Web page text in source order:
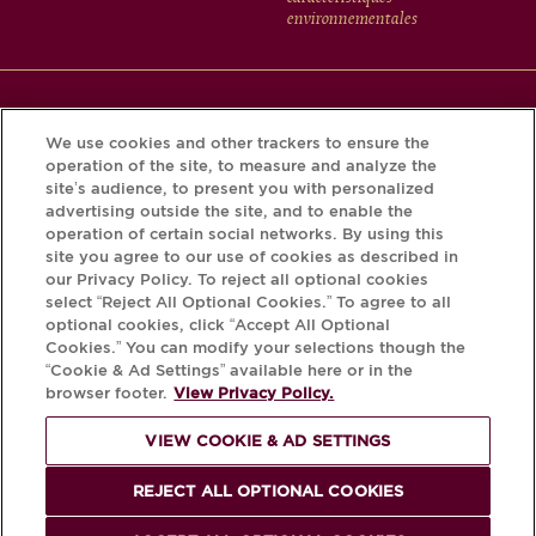
environnementales
votre bouteille grâce au Krug iD.
L'ABUS D'ALCOOL EST DANGEREUX
POUR LA SANTÉ, À CONSOMMER AVEC
MODÉRATION.
© Krug 2026
We use cookies and other trackers to ensure the
operation of the site, to measure and analyze the
site’s audience, to present you with personalized
advertising outside the site, and to enable the
operation of certain social networks. By using this
site you agree to our use of cookies as described in
our Privacy Policy. To reject all optional cookies
select “Reject All Optional Cookies.” To agree to all
optional cookies, click “Accept All Optional
Cookies.” You can modify your selections though the
“Cookie & Ad Settings” available here or in the
browser footer. View Privacy Policy.
VIEW COOKIE & AD SETTINGS
REJECT ALL OPTIONAL COOKIES